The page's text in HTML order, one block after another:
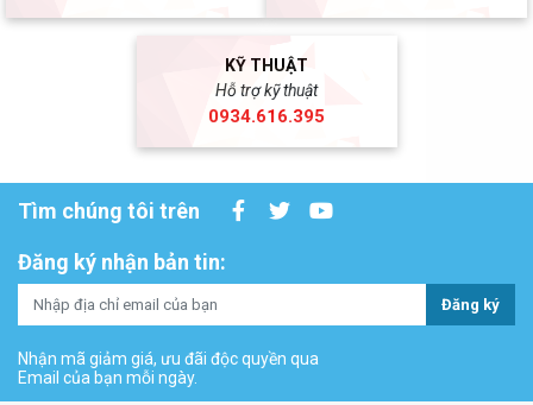
KỸ THUẬT
Hỗ trợ kỹ thuật
0934.616.395
Tìm chúng tôi trên
Đăng ký nhận bản tin:
Đăng ký
Nhận mã giảm giá, ưu đãi độc quyền qua
Email của bạn mỗi ngày.